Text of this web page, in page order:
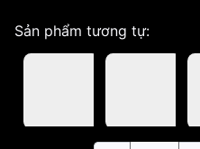
Sản phẩm tương tự: